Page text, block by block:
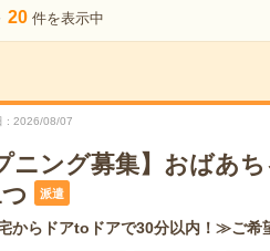
20 件を表示中
2026/08/07
ニング募集】おばあ
派遣
からドアtoドアで30分以内！≫ご希